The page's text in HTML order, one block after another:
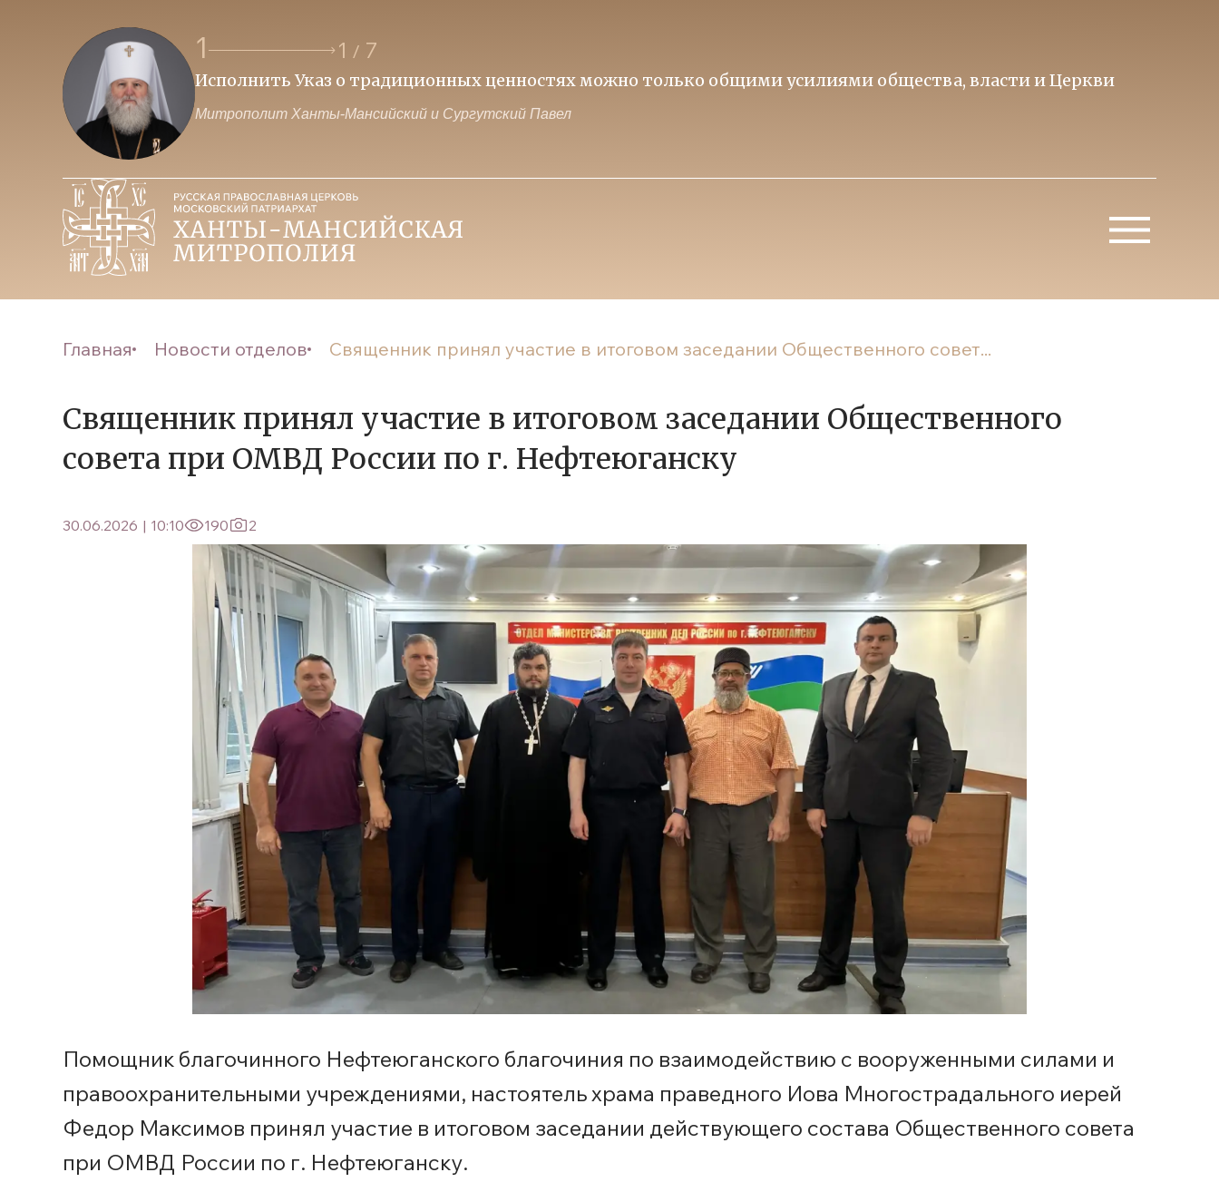
1 1 / 7
Исполнить Указ о традиционных ценностях можно только общими усилиями общества, власти и Церкви
Митрополит Ханты-Мансийский и Сургутский Павел
Главная Новости отделов Священник принял участие в итоговом заседании Общественного совет...
Священник принял участие в итоговом заседании Общественного
совета при ОМВД России по г. Нефтеюганску
30.06.2026 | 10:10 190 2
Помощник благочинного Нефтеюганского благочиния по взаимодействию с вооруженными силами и
правоохранительными учреждениями, настоятель храма праведного Иова Многострадального иерей
Федор Максимов принял участие в итоговом заседании действующего состава Общественного совета
при ОМВД России по г. Нефтеюганску.